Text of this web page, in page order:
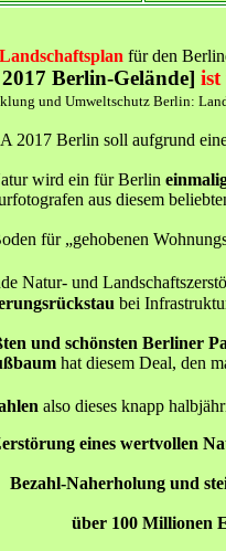
für den
Berlin-Gelände] ist
und Umweltschutz Berlin:
2017 Berlin soll aufgrund
wird ein für Berlin
aus diesem
für „gehobenen
Natur- und
bei
und schönsten Berliner
hat diesem Deal, den
also dieses knapp
eines wertvollen
Bezahl-Naherholung und
über 100 Millionen